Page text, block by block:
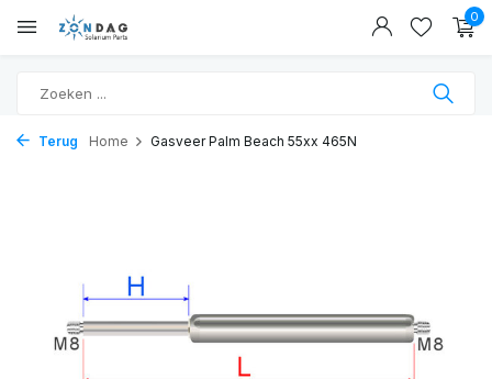
0
Terug Home Gasveer Palm Beach 55xx 465N